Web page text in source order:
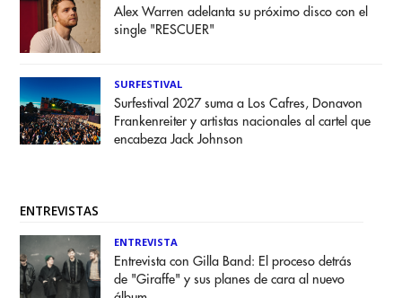
Alex Warren adelanta su próximo disco con el
single "RESCUER"
SURFESTIVAL
Surfestival 2027 suma a Los Cafres, Donavon
Frankenreiter y artistas nacionales al cartel que
encabeza Jack Johnson
ENTREVISTAS
ENTREVISTA
Entrevista con Gilla Band: El proceso detrás
de "Giraffe" y sus planes de cara al nuevo